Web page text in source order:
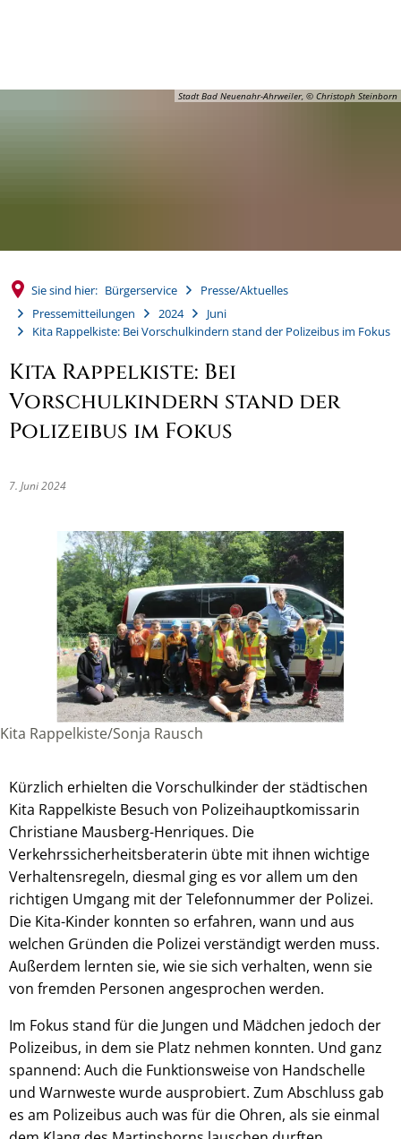
Stadt Bad Neuenahr-Ahrweiler, © Christoph Steinborn
Sie sind hier: Bürgerservice
Presse/Aktuelles
Pressemitteilungen
2024
Juni
Kita Rappelkiste: Bei Vorschulkindern stand der Polizeibus im Fokus
Kita Rappelkiste: Bei
Vorschulkindern stand der
Polizeibus im Fokus
7. Juni 2024
Kita Rappelkiste/Sonja Rausch
Kürzlich erhielten die Vorschulkinder der städtischen
Kita Rappelkiste Besuch von Polizeihauptkomissarin
Christiane Mausberg-Henriques. Die
Verkehrssicherheitsberaterin übte mit ihnen wichtige
Verhaltensregeln, diesmal ging es vor allem um den
richtigen Umgang mit der Telefonnummer der Polizei.
Die Kita-Kinder konnten so erfahren, wann und aus
welchen Gründen die Polizei verständigt werden muss.
Außerdem lernten sie, wie sie sich verhalten, wenn sie
von fremden Personen angesprochen werden.
Im Fokus stand für die Jungen und Mädchen jedoch der
Polizeibus, in dem sie Platz nehmen konnten. Und ganz
spannend: Auch die Funktionsweise von Handschelle
und Warnweste wurde ausprobiert. Zum Abschluss gab
es am Polizeibus auch was für die Ohren, als sie einmal